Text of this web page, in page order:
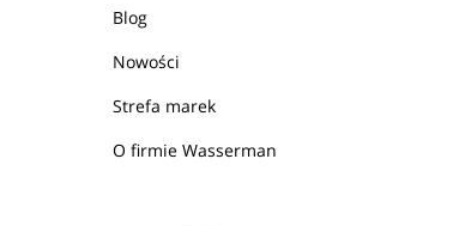
Blog
Nowości
Strefa marek
O firmie Wasserman